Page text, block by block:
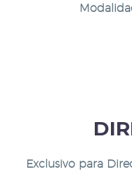
Exclusivo para